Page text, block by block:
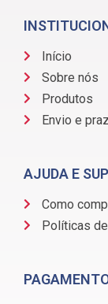
Início
Sobre nós
Produtos
Envio e
AJUDA E
Como
Políticas